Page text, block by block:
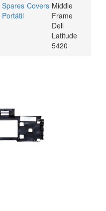
Spares
Portátil
Covers Middle
Frame
Dell
Latitude
5420